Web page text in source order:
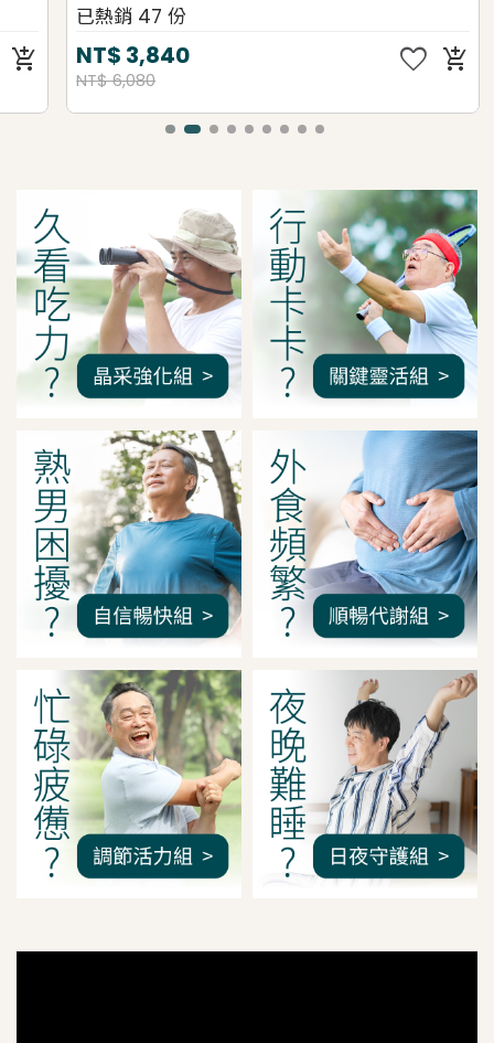
已熱銷 47 份
NT$ 3,840
NT$ 6,080
add_shopping_cart
我是間距調整